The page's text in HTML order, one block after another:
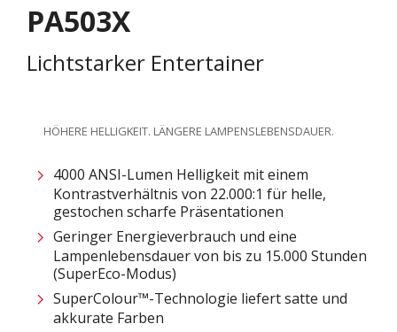
PA503X
Lichtstarker Entertainer
HÖHERE HELLIGKEIT. LÄNGERE LAMPENSLEBENSDAUER.
4000 ANSI-Lumen Helligkeit mit einem
Kontrastverhältnis von 22.000:1 für helle,
gestochen scharfe Präsentationen
Geringer Energieverbrauch und eine
Lampenlebensdauer von bis zu 15.000 Stunden
(SuperEco-Modus)
SuperColour™-Technologie liefert satte und
akkurate Farben